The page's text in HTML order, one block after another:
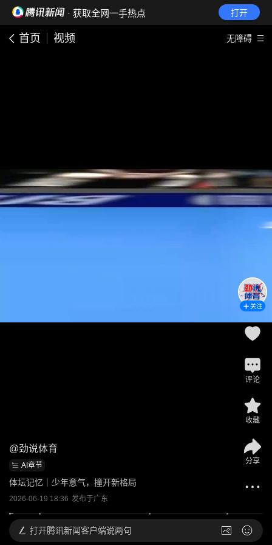
· 获取全网一手热点 打开
首页 视频 无障碍
@劲说体育
AI章节
体坛记忆｜少年意气，撞开新格局
2026-06-19 18:36 发布于广东
关注
评论
收藏
分享
打开腾讯新闻客户端说两句